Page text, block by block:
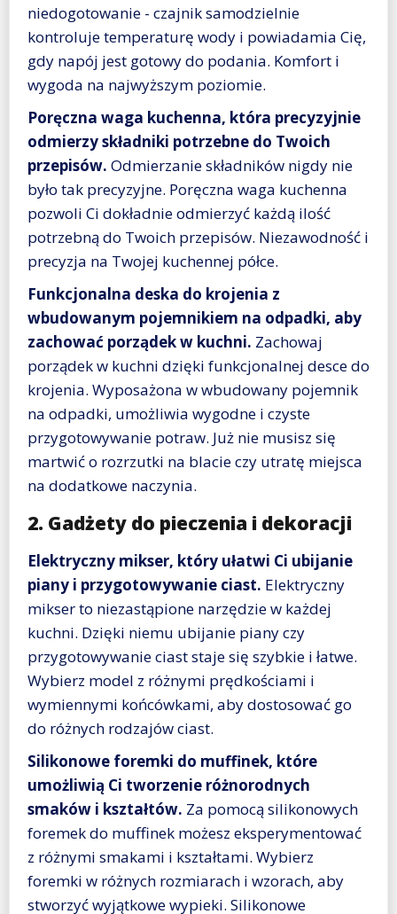
niedogotowanie - czajnik samodzielnie
kontroluje temperaturę wody i powiadamia Cię,
gdy napój jest gotowy do podania. Komfort i
wygoda na najwyższym poziomie.
Poręczna waga kuchenna, która precyzyjnie
odmierzy składniki potrzebne do Twoich
przepisów. Odmierzanie składników nigdy nie
było tak precyzyjne. Poręczna waga kuchenna
pozwoli Ci dokładnie odmierzyć każdą ilość
potrzebną do Twoich przepisów. Niezawodność i
precyzja na Twojej kuchennej półce.
Funkcjonalna deska do krojenia z
wbudowanym pojemnikiem na odpadki, aby
zachować porządek w kuchni. Zachowaj
porządek w kuchni dzięki funkcjonalnej desce do
krojenia. Wyposażona w wbudowany pojemnik
na odpadki, umożliwia wygodne i czyste
przygotowywanie potraw. Już nie musisz się
martwić o rozrzutki na blacie czy utratę miejsca
na dodatkowe naczynia.
2. Gadżety do pieczenia i dekoracji
Elektryczny mikser, który ułatwi Ci ubijanie
piany i przygotowywanie ciast. Elektryczny
mikser to niezastąpione narzędzie w każdej
kuchni. Dzięki niemu ubijanie piany czy
przygotowywanie ciast staje się szybkie i łatwe.
Wybierz model z różnymi prędkościami i
wymiennymi końcówkami, aby dostosować go
do różnych rodzajów ciast.
Silikonowe foremki do muffinek, które
umożliwią Ci tworzenie różnorodnych
smaków i kształtów. Za pomocą silikonowych
foremek do muffinek możesz eksperymentować
z różnymi smakami i kształtami. Wybierz
foremki w różnych rozmiarach i wzorach, aby
stworzyć wyjątkowe wypieki. Silikonowe